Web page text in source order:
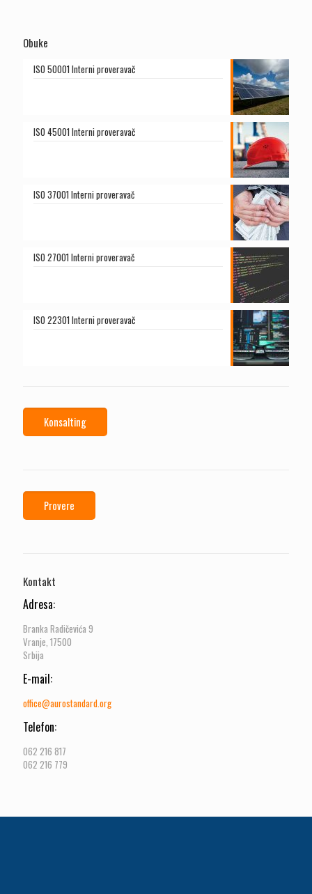
Obuke
ISO 50001 Interni proveravač
ISO 45001 Interni proveravač
ISO 37001 Interni proveravač
ISO 27001 Interni proveravač
ISO 22301 Interni proveravač
Konsalting
Provere
Kontakt
Adresa:
Branka Radičevića 9
Vranje, 17500
Srbija
E-mail:
office@aurostandard.org
Telefon:
062 216 817
062 216 779